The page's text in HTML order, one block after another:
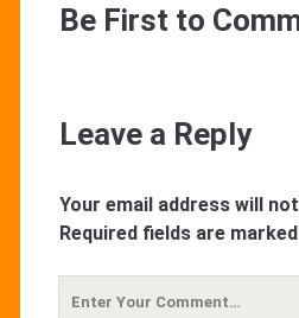
Be First to
Leave a Reply
Your email address will
Required fields are marked